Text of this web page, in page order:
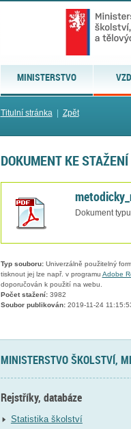
MINISTERSTVO
Titulní stránka| Zpět
DOKUMENT KE STAŽENÍ
Dokument
Typ souboru:Univerzálně použitelný
tisknout jej lze např. v programu Adobe
doporučován k použití na webu.
Počet stažení:3982
Soubor publikován:2019-11-24
MINISTERSTVO ŠKOLSTVÍ,
Rejstříky, databáze
Statistika školství